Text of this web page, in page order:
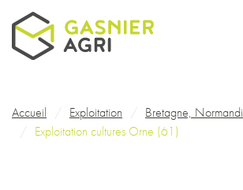
Aller au contenu principal
Fil d'Ariane
Accueil Exploitation
Bretagne,
Exploitation cultures Orne (61)